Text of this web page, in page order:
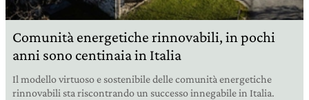
Comunità energetiche rinnovabili, in pochi
anni sono centinaia in Italia
Il modello virtuoso e sostenibile delle comunità energetiche
rinnovabili sta riscontrando un successo innegabile in Italia.